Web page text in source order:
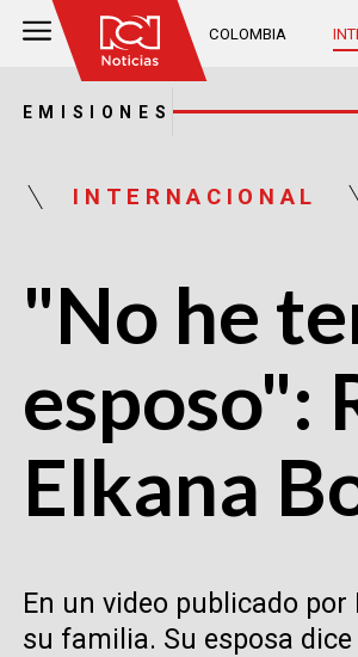
COLOMBIA
EMISIONES
INTERNACIONAL
"No he
esposo":
Elkana
En un video publicado
su familia. Su esposa